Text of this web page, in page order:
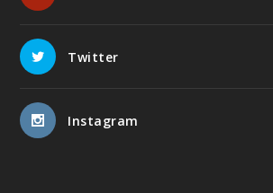
Twitter
Instagram